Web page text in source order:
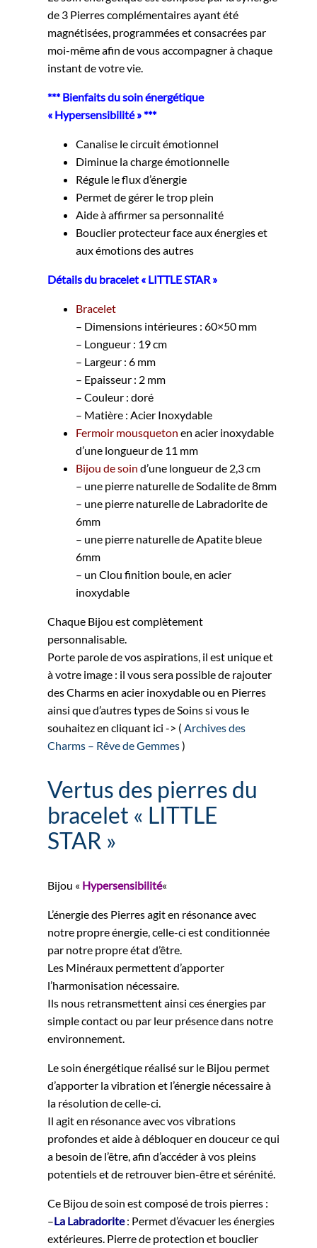
de 3 Pierres complémentaires ayant été
magnétisées, programmées et consacrées par
moi-même afin de vous accompagner à chaque
instant de votre vie.
*** Bienfaits du soin énergétique
« Hypersensibilité » ***
Canalise le circuit émotionnel
Diminue la charge émotionnelle
Régule le flux d’énergie
Permet de gérer le trop plein
Aide à affirmer sa personnalité
Bouclier protecteur face aux énergies et
aux émotions des autres
Détails du bracelet « LITTLE STAR »
Bracelet
– Dimensions intérieures : 60×50 mm
– Longueur : 19 cm
– Largeur : 6 mm
– Epaisseur : 2 mm
– Couleur : doré
– Matière : Acier Inoxydable
Fermoir mousqueton en acier inoxydable
d’une longueur de 11 mm
Bijou de soin d’une longueur de 2,3 cm
– une pierre naturelle de Sodalite de 8mm
– une pierre naturelle de Labradorite de
6mm
– une pierre naturelle de Apatite bleue
6mm
– un Clou finition boule, en acier
inoxydable
Chaque Bijou est complètement
personnalisable.
Porte parole de vos aspirations, il est unique et
à votre image : il vous sera possible de rajouter
des Charms en acier inoxydable ou en Pierres
ainsi que d’autres types de Soins si vous le
souhaitez en cliquant ici -> ( Archives des
Charms – Rêve de Gemmes)
Vertus des pierres du
bracelet « LITTLE
STAR »
Bijou « Hypersensibilité«
L’énergie des Pierres agit en résonance avec
notre propre énergie, celle-ci est conditionnée
par notre propre état d’être.
Les Minéraux permettent d’apporter
l’harmonisation nécessaire.
Ils nous retransmettent ainsi ces énergies par
simple contact ou par leur présence dans notre
environnement.
Le soin énergétique réalisé sur le Bijou permet
d’apporter la vibration et l’énergie nécessaire à
la résolution de celle-ci.
Il agit en résonance avec vos vibrations
profondes et aide à débloquer en douceur ce qui
a besoin de l’être, afin d’accéder à vos pleins
potentiels et de retrouver bien-être et sérénité.
Ce Bijou de soin est composé de trois pierres :
–La Labradorite: Permet d’évacuer les énergies
extérieures. Pierre de protection et bouclier